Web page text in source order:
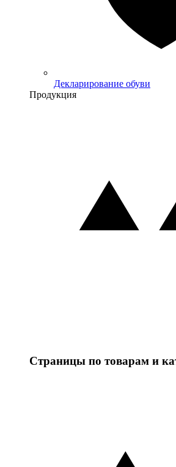
Декларирование обуви
Продукция
Страницы по товарам и